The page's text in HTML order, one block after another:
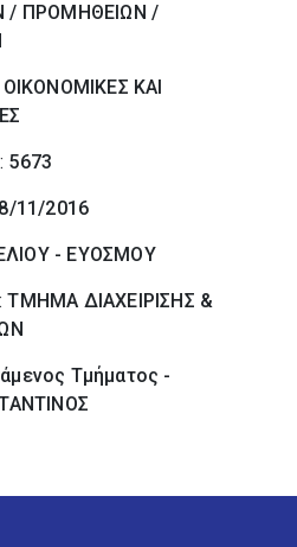
/ ΠΡΟΜΗΘΕΙΩΝ /
ΟΙΚΟΝΟΜΙΚΕΣ ΚΑΙ
5673
11/2016
- ΕΥΟΣΜΟΥ
ΤΜΗΜΑ ΔΙΑΧΕΙΡΙΣΗΣ &
Τμήματος -